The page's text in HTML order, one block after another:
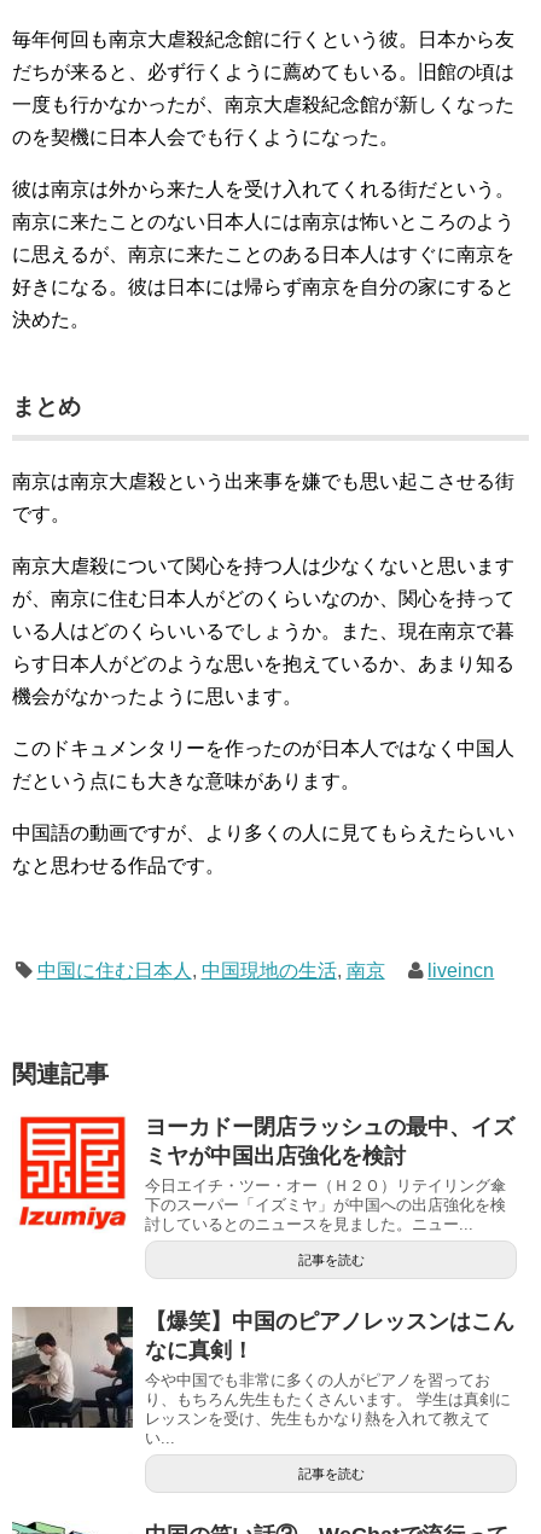
毎年何回も南京大虐殺紀念館に行くという彼。日本から友
だちが来ると、必ず行くように薦めてもいる。旧館の頃は
一度も行かなかったが、南京大虐殺紀念館が新しくなった
のを契機に日本人会でも行くようになった。
彼は南京は外から来た人を受け入れてくれる街だという。
南京に来たことのない日本人には南京は怖いところのよう
に思えるが、南京に来たことのある日本人はすぐに南京を
好きになる。彼は日本には帰らず南京を自分の家にすると
決めた。
まとめ
南京は南京大虐殺という出来事を嫌でも思い起こさせる街
です。
南京大虐殺について関心を持つ人は少なくないと思います
が、南京に住む日本人がどのくらいなのか、関心を持って
いる人はどのくらいいるでしょうか。また、現在南京で暮
らす日本人がどのような思いを抱えているか、あまり知る
機会がなかったように思います。
このドキュメンタリーを作ったのが日本人ではなく中国人
だという点にも大きな意味があります。
中国語の動画ですが、より多くの人に見てもらえたらいい
なと思わせる作品です。
中国に住む日本人 , 中国現地の生活, 南京 liveincn
関連記事
ヨーカドー閉店ラッシュの最中、イズ
ミヤが中国出店強化を検討
今日エイチ・ツー・オー（Ｈ２Ｏ）リテイリング傘
下のスーパー「イズミヤ」が中国への出店強化を検
討しているとのニュースを見ました。ニュー...
記事を読む
【爆笑】中国のピアノレッスンはこん
なに真剣！
今や中国でも非常に多くの人がピアノを習ってお
り、もちろん先生もたくさんいます。 学生は真剣に
レッスンを受け、先生もかなり熱を入れて教えて
い...
記事を読む